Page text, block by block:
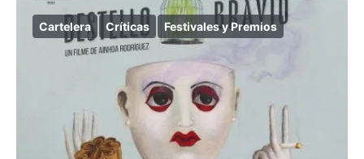
Cartelera Críticas Festivales y Premios